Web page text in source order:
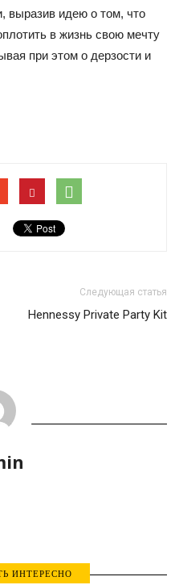
выразив идею о том, что
в жизнь свою мечту
при этом о дерзости и
Следующая статья
Hennessy Private Party Kit
ИНТЕРЕСНО